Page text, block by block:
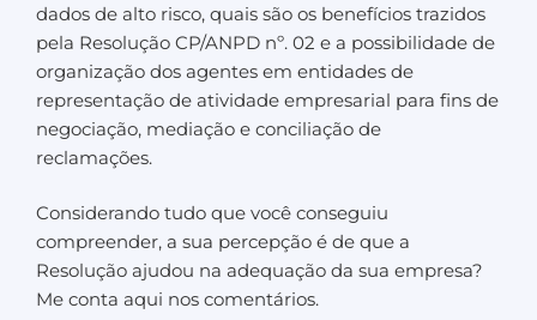
dados de alto risco, quais são os benefícios trazidos
pela Resolução CP/ANPD nº. 02 e a possibilidade de
organização dos agentes em entidades de
representação de atividade empresarial para fins de
negociação, mediação e conciliação de
reclamações.
Considerando tudo que você conseguiu
compreender, a sua percepção é de que a
Resolução ajudou na adequação da sua empresa?
Me conta aqui nos comentários.